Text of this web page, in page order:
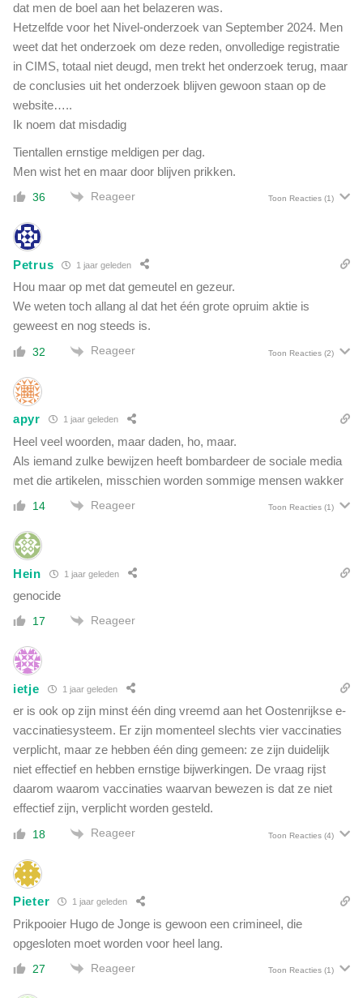
dat men de boel aan het belazeren was.
Hetzelfde voor het Nivel-onderzoek van September 2024. Men
weet dat het onderzoek om deze reden, onvolledige registratie
in CIMS, totaal niet deugd, men trekt het onderzoek terug, maar
de conclusies uit het onderzoek blijven gewoon staan op de
website…..
Ik noem dat misdadig
Tientallen ernstige meldigen per dag.
Men wist het en maar door blijven prikken.
36 Reageer Toon Reacties (1)
Petrus 1 jaar geleden
Hou maar op met dat gemeutel en gezeur.
We weten toch allang al dat het één grote opruim aktie is
geweest en nog steeds is.
32 Reageer Toon Reacties (2)
apyr 1 jaar geleden
Heel veel woorden, maar daden, ho, maar.
Als iemand zulke bewijzen heeft bombardeer de sociale media
met die artikelen, misschien worden sommige mensen wakker
14 Reageer Toon Reacties (1)
Hein 1 jaar geleden
genocide
17 Reageer
ietje 1 jaar geleden
er is ook op zijn minst één ding vreemd aan het Oostenrijkse e-
vaccinatiesysteem. Er zijn momenteel slechts vier vaccinaties
verplicht, maar ze hebben één ding gemeen: ze zijn duidelijk
niet effectief en hebben ernstige bijwerkingen. De vraag rijst
daarom waarom vaccinaties waarvan bewezen is dat ze niet
effectief zijn, verplicht worden gesteld.
18 Reageer Toon Reacties (4)
Pieter 1 jaar geleden
Prikpooier Hugo de Jonge is gewoon een crimineel, die
opgesloten moet worden voor heel lang.
27 Reageer Toon Reacties (1)